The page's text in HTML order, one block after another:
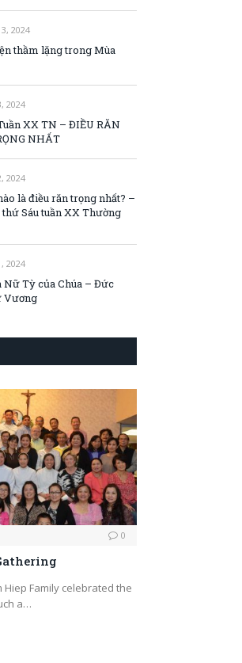
3, 2024
thầm lặng trong Mùa
2024
XX TN – ĐIỀU RĂN
NHẤT
2024
là điều răn trọng nhất? –
Sáu tuần XX Thường
2024
Nữ Tỳ của Chúa – Đức
Vương
0
Hiep Family celebrated the
a…